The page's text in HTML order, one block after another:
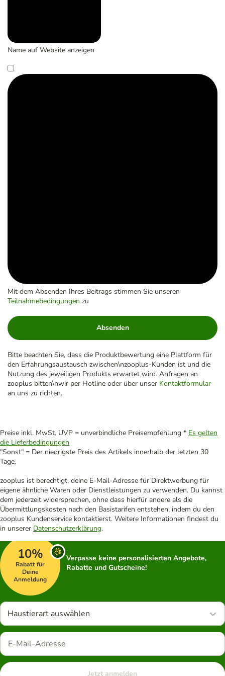
Name auf Website anzeigen
Mit dem Absenden Ihres Beitrags stimmen Sie unseren
Teilnahmebedingungen zu
Absenden
Bitte beachten Sie, dass die Produktbewertung eine Plattform für
den Erfahrungsaustausch zwischen\nzooplus-Kunden ist und die
Nutzung des jeweiligen Produkts erwartet wird. Anfragen an
zooplus bitten\nwir per Hotline oder über unser Kontaktformular
an uns zu richten.
Preise inkl. MwSt. UVP = unverbindliche Preisempfehlung * Es gelten
die Lieferbedingungen
"Sonst" = Der niedrigste Preis des Artikels innerhalb der letzten 30
Tage.
zooplus ist berechtigt, deine E-Mail-Adresse für Direktwerbung für
eigene ähnliche Waren oder Dienstleistungen zu verwenden. Du kannst
dem jederzeit widersprechen, ohne dass hierfür andere als die
Übermittlungskosten nach den Basistarifen entstehen, indem du den
zooplus Kundenservice kontaktierst. Weitere Informationen findest du
in unserer Datenschutzerklärung.
10%
Rabatt für
Deine
Anmeldung
Verpasse keine personalisierten Angebote,
Rabatte und Gutscheine!
Haustierart auswählen
Jetzt anmelden